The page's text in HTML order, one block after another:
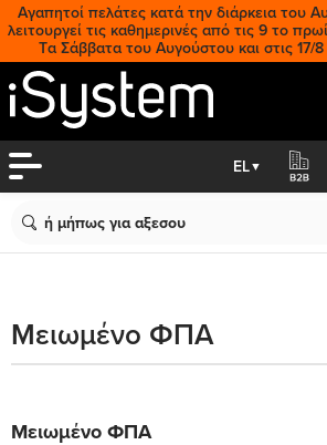
Αγαπητοί πελάτες κατά την διάρκεια του
λειτουργεί τις καθημερινές από τις 9 το
Tα Σάββατα του Αυγούστου και στις 17/8
EL▼
Μειωμένο ΦΠΑ
Μειωμένο ΦΠΑ